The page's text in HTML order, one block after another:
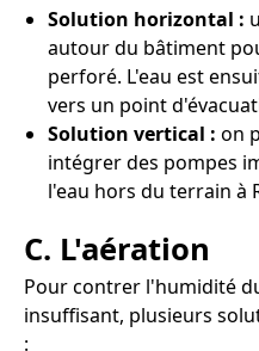
Solution horizontal :
autour du bâtiment
perforé. L'eau est
vers un point
Solution vertical : on
intégrer des pompes
l'eau hors du terrain à
C. L'aération
Pour contrer l'humidité
insuffisant, plusieurs
: